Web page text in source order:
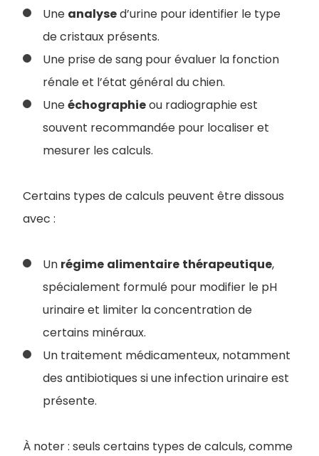
Une analysed’urine pour identifier le type
de cristaux présents.
Une prise de sang pour évaluer la fonction
rénale et l’état général du chien.
Uneéchographieou radiographie est
souvent recommandée pour localiser et
mesurer les calculs.
Certains types de calculs peuvent être dissous
avec :
Un régime alimentaire thérapeutique,
spécialement formulé pour modifier le pH
urinaire et limiter la concentration de
certains minéraux.
Un traitement médicamenteux, notamment
des antibiotiques si une infection urinaire est
présente.
À noter : seuls certains types de calculs, comme